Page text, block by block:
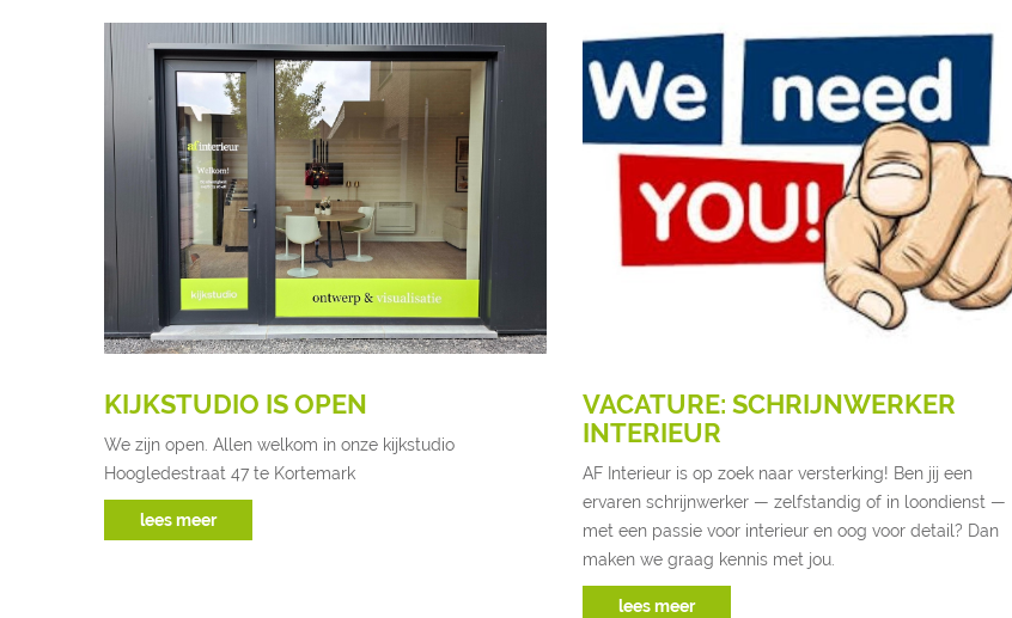
KIJKSTUDIO IS OPEN
We zijn open. Allen welkom in onze kijkstudio
Hoogledestraat 47 te Kortemark
lees meer
VACATURE: SCHRIJNWERKER
INTERIEUR
AF Interieur is op zoek naar versterking! Ben jij een
ervaren schrijnwerker — zelfstandig of in loondienst —
met een passie voor interieur en oog voor detail? Dan
maken we graag kennis met jou.
lees meer